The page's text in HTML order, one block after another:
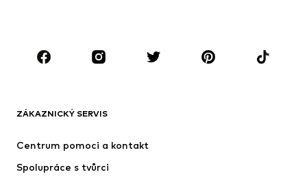
OBLEČENÍ
Bundy
Obleky & saka
ZÁKAZNICKÝ SERVIS
Centrum pomoci a kontakt
Spolupráce s tvůrci